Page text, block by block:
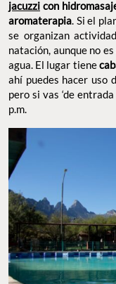
jacuzzi con
aromaterapia . Si el
se organizan
natación, aunque no
agua. El lugar tiene
ahí puedes hacer uso
pero si vas ‘de
p.m.